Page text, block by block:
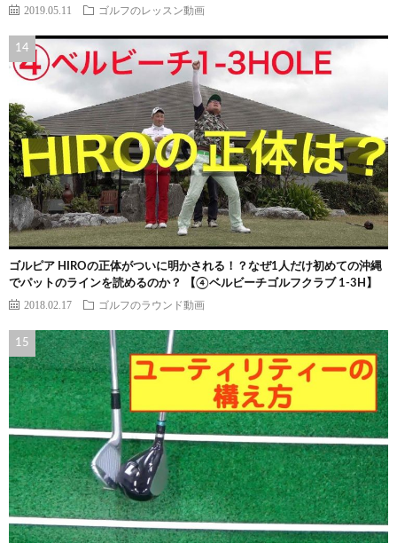
2019.05.11 ゴルフのレッスン動画
ゴルピア HIROの正体がついに明かされる！？なぜ1人だけ初めての沖縄
でパットのラインを読めるのか？ 【④ベルビーチゴルフクラブ 1-3H】
2018.02.17 ゴルフのラウンド動画